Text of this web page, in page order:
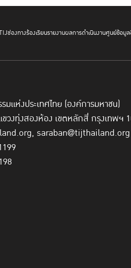
ช่องทางร้องเรียนรายงานผลการดำเนินงานศูนย์ข้อมู
มแห่งประเทศไทย (องค์การมหาชน)
วงทุ่งสองห้อง เขตหลักสี่ กรุงเทพฯ
saraban@tijthailand.org